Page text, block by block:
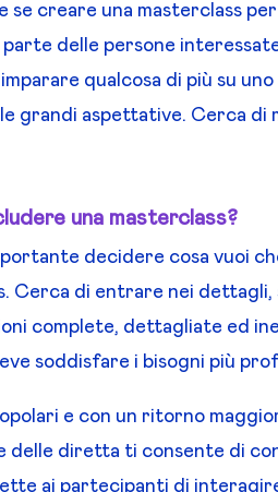
se creare una masterclass
delle persone
qualcosa di più su
grandi aspettative. Cerca di
una masterclass?
decidere cosa vuoi
Cerca di entrare nei
complete, dettagliate ed
soddisfare i bisogni più
e con un ritorno
delle diretta ti consente di
ai partecipanti di